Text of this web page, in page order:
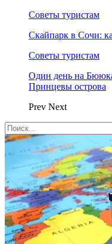
Советы туристам
Скайпарк в Сочи:
Советы туристам
Один день на
Принцевы острова
Prev Next